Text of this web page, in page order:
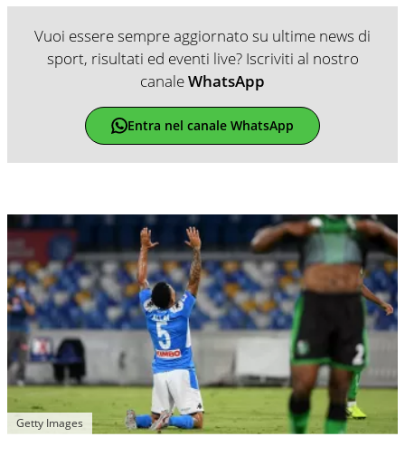
Vuoi essere sempre aggiornato su ultime news di
sport, risultati ed eventi live? Iscriviti al nostro
canaleWhatsApp
Entra nel canale WhatsApp
Getty Images